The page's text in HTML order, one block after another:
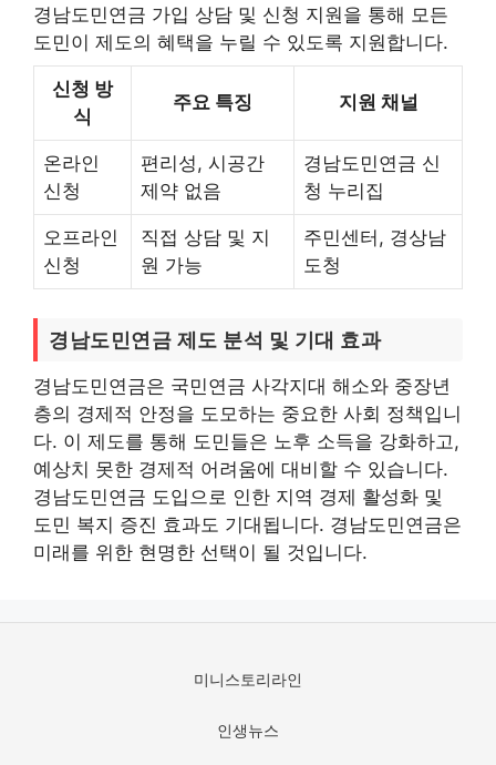
경남도민연금 가입 상담 및 신청 지원을 통해 모든
도민이 제도의 혜택을 누릴 수 있도록 지원합니다.
신청 방
식
주요 특징 지원 채널
온라인
신청
편리성, 시공간
제약 없음
경남도민연금 신
청 누리집
오프라인
신청
직접 상담 및 지
원 가능
주민센터, 경상남
도청
경남도민연금 제도 분석 및 기대 효과
경남도민연금은 국민연금 사각지대 해소와 중장년
층의 경제적 안정을 도모하는 중요한 사회 정책입니
다. 이 제도를 통해 도민들은 노후 소득을 강화하고,
예상치 못한 경제적 어려움에 대비할 수 있습니다.
경남도민연금 도입으로 인한 지역 경제 활성화 및
도민 복지 증진 효과도 기대됩니다. 경남도민연금은
미래를 위한 현명한 선택이 될 것입니다.
미니스토리라인
인생뉴스